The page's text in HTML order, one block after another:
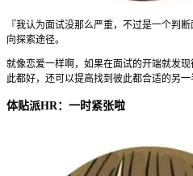
『我认为面试没那么严重，不过是一个判
向探索途径。
就像恋爱一样啊，如果在面试的开端就发
此都好，还可以提高找到彼此都合适的另
体贴派HR：一时紧张啦